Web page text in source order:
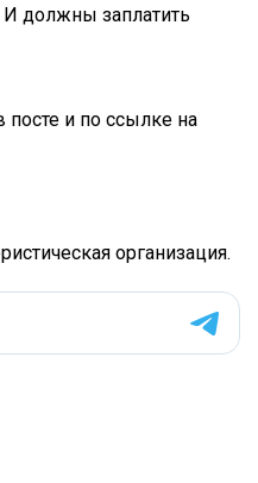
И должны заплатить
посте и по ссылке на
организация.